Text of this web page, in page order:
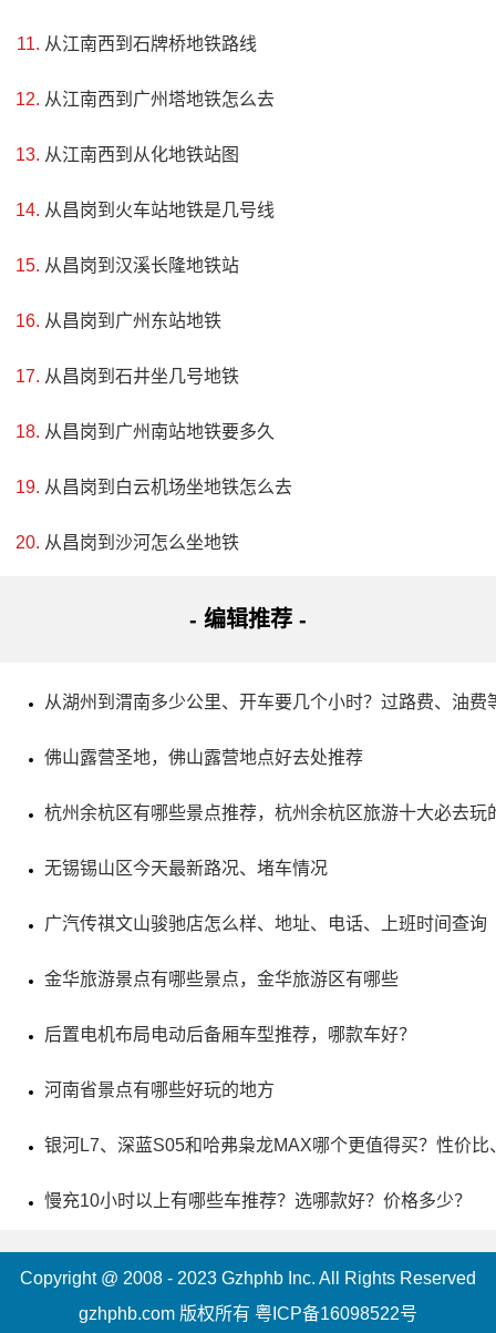
4、景东文庙景区
评级：AAAA
地址：普洱市景东彝族自治县锦屏镇玉屏路115号
景东县文庙是位于景东老城中心地段的一个孔庙，也是
滇西南最大的孔庙之一。它始建于清康熙二十一年（公元
次重修。最近一次重修是在1984年由国家拨款进行的。这个
等植物点缀其中，非常有诗情画意。同时，在这个文庙内还
砌成的一个月牙池，美观大方，很有特色。
5、南诏风情岛景区
评级：AAAA
地址：大理白族自治州大理市双廊镇
大理南诏风情岛是洱海内的一个岛屿，面积广阔，四周
从江南西到石牌桥地铁路线
从江南西到广州塔地铁怎么去
从江南西到从化地铁站图
从昌岗到火车站地铁是几号线
从昌岗到汉溪长隆地铁站
从昌岗到广州东站地铁
从昌岗到石井坐几号地铁
从昌岗到广州南站地铁要多久
从昌岗到白云机场坐地铁怎么去
从昌岗到沙河怎么坐地铁
- 编辑推荐 -
从湖州到渭南多少公里、开车要几个小时？过路费、油费
佛山露营圣地，佛山露营地点好去处推荐
杭州余杭区有哪些景点推荐，杭州余杭区旅游十大必去玩
无锡锡山区今天最新路况、堵车情况
广汽传祺文山骏驰店怎么样、地址、电话、上班时间查询
金华旅游景点有哪些景点，金华旅游区有哪些
后置电机布局电动后备厢车型推荐，哪款车好？
河南省景点有哪些好玩的地方
银河L7、深蓝S05和哈弗枭龙MAX哪个更值得买？性价比
慢充10小时以上有哪些车推荐？选哪款好？价格多少？
Copyright @ 2008 - 2023 Gzhphb Inc. All Rights Reserved
gzhphb.com 版权所有 粤ICP备16098522号